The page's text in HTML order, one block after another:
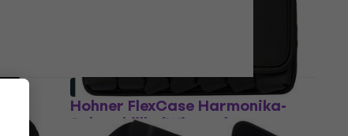
Hohner FlexCase Harmonika-
Schutzhülle (Wie neu)
Wie neu